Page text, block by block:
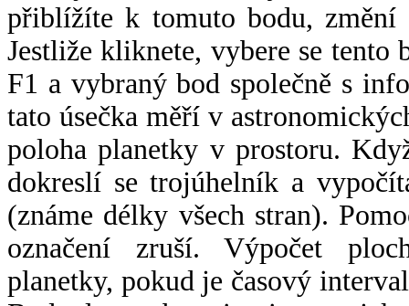
přiblížíte k tomuto bodu,
Jestliže kliknete, vybere se tento
F1 a vybraný bod společně s
tato úsečka měří v
poloha planetky v prostoru.
dokreslí se trojúhelník a
(známe délky všech stran).
označení zruší. Výpočet
planetky, pokud je časový